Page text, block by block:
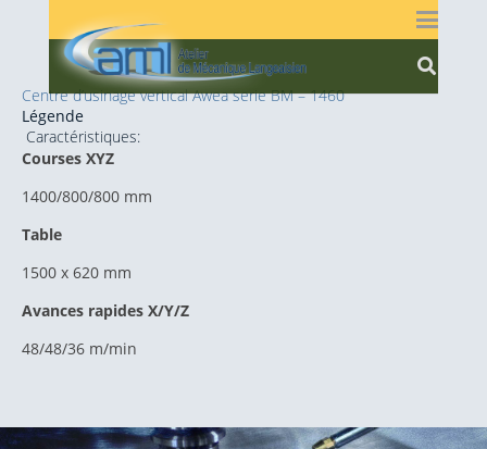
Centre d’usinage vertical Awea serie BM – 1460
Légende
Caractéristiques:
Courses XYZ
1400/800/800 mm
Table
1500 x 620 mm
Avances rapides X/Y/Z
48/48/36 m/min